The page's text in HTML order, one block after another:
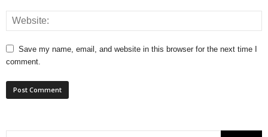
Save my name, email, and website in this browser for the next time I
comment.